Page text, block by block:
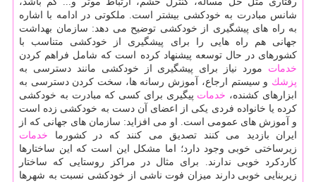
شانس مبادرت به خودكشی بیشتر است. ملكوتی در ادامه با اشاره
به راه های پیشگیری از خودكشی توضیح می دهد: سازمان بهداشت
جهانی هم راه هایی را برای پیشگیری از خودكشی متناسب با
كشورهای در حال توسعه پیشنهاد كرده است كه شامل فراهم كردن
خدمات مورد نیاز برای پیشگیری از خودكشی مانند دسترسی به
پزشك و سیستم ارجاع، آموزش رسانه ها، سخت كردن دسترسی به
ابزارهای كشنده، خدمات پیگیری برای كسی كه مبادرت به خودكشی
كرده یا خانواده فردی یكی از اعضای آن دست به خودكشی زده است
و آموزش های عمومی است. او می افزاید: سازمان های جهانی كه از
ایران بازدید می كنند تصدیق می كنند كه در كشورما خدمات
زیرساختی خوبی وجود دارد؛ اما مشكل این است كه این ساختارها
كاردكرد خوبی ندارند. برای مثال در مراكز روستایی كه ساختار
زیربنایی خوبی دارند میزان فوت ناشی از خودكشی نسبت به شهرها